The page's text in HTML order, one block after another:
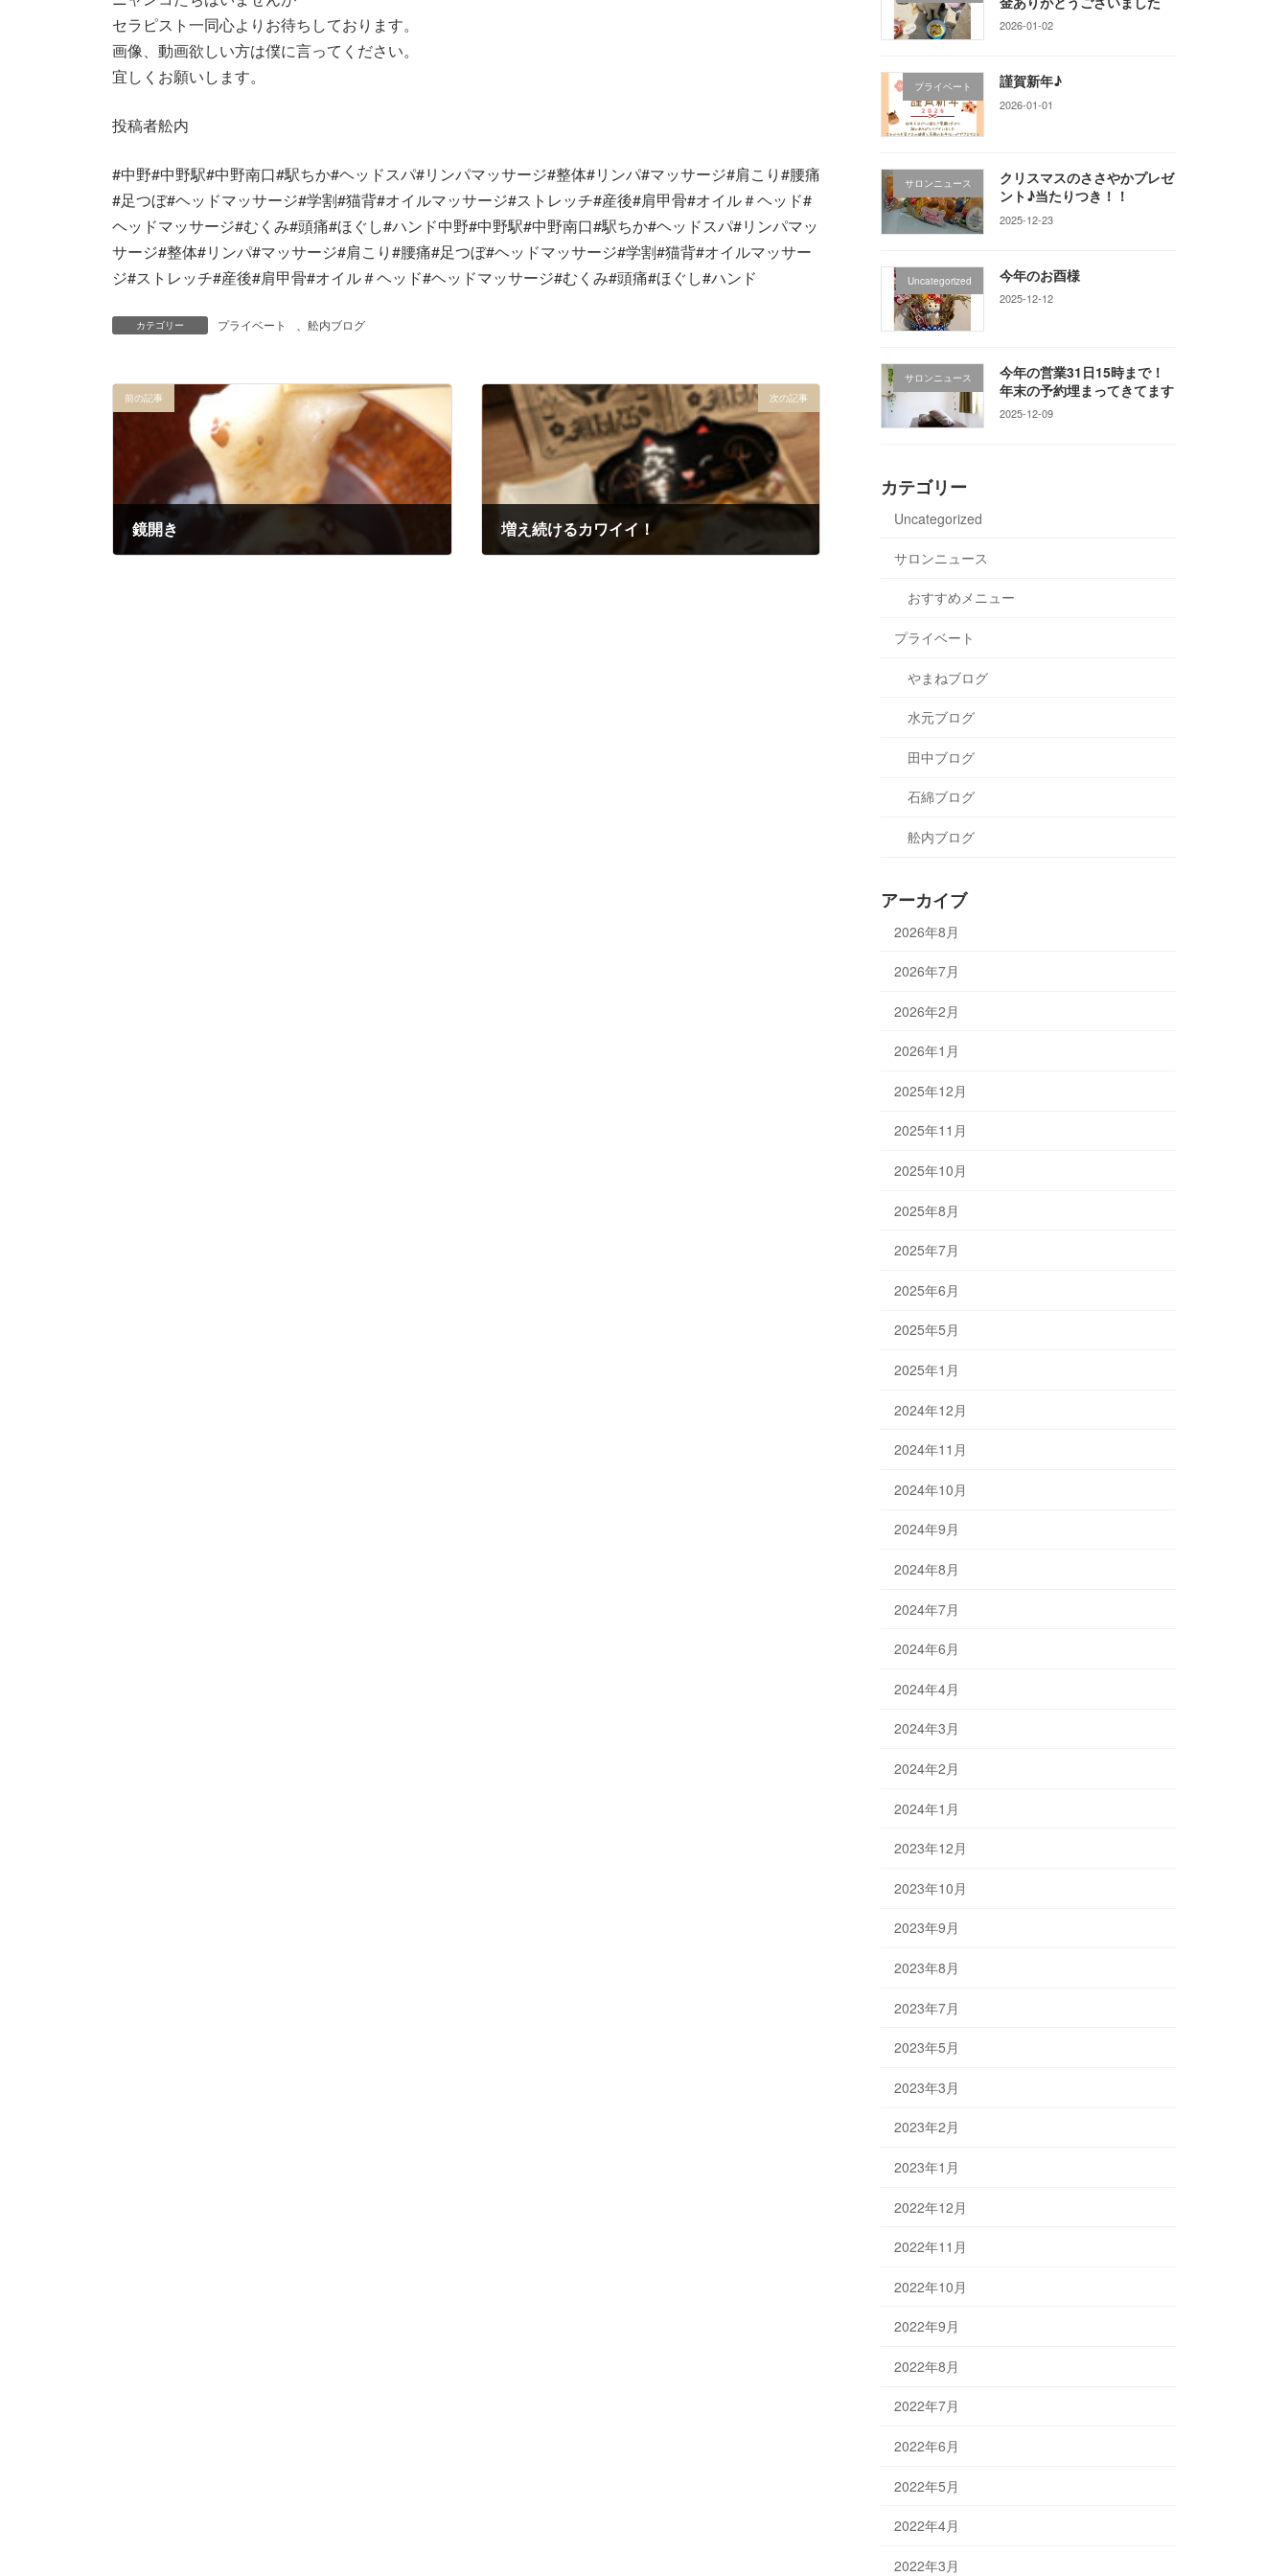
セラピスト一同心よりお待ちしております。
画像、動画欲しい方は僕に言ってください。
宜しくお願いします。
投稿者舩内
#中野#中野駅#中野南口#駅ちか#ヘッドスパ#リンパマッサージ#整体#リンパ#マッサージ#肩こり#腰痛
#足つぼ#ヘッドマッサージ#学割#猫背#オイルマッサージ#ストレッチ#産後#肩甲骨#オイル＃ヘッド#
ヘッドマッサージ#むくみ#頭痛#ほぐし#ハンド中野#中野駅#中野南口#駅ちか#ヘッドスパ#リンパマッ
サージ#整体#リンパ#マッサージ#肩こり#腰痛#足つぼ#ヘッドマッサージ#学割#猫背#オイルマッサー
ジ#ストレッチ#産後#肩甲骨#オイル＃ヘッド#ヘッドマッサージ#むくみ#頭痛#ほぐし#ハンド
カテゴリー プライベート 舩内ブログ
前の記事
鏡開き
次の記事
増え続けるカワイイ！
2026-01-02
プライベート 謹賀新年♪
2026-01-01
サロンニュース
クリスマスのささやかプレゼ
ント♪当たりつき！！
2025-12-23
Uncategorized 今年のお酉様
2025-12-12
サロンニュース
今年の営業31日15時まで！
年末の予約埋まってきてます
2025-12-09
カテゴリー
Uncategorized
サロンニュース
おすすめメニュー
プライベート
やまねブログ
水元ブログ
田中ブログ
石綿ブログ
舩内ブログ
アーカイブ
2026年8月
2026年7月
2026年2月
2026年1月
2025年12月
2025年11月
2025年10月
2025年8月
2025年7月
2025年6月
2025年5月
2025年1月
2024年12月
2024年11月
2024年10月
2024年9月
2024年8月
2024年7月
2024年6月
2024年4月
2024年3月
2024年2月
2024年1月
2023年12月
2023年10月
2023年9月
2023年8月
2023年7月
2023年5月
2023年3月
2023年2月
2023年1月
2022年12月
2022年11月
2022年10月
2022年9月
2022年8月
2022年7月
2022年6月
2022年5月
2022年4月
2022年3月